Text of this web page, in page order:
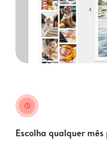
clock
Escolha qualquer